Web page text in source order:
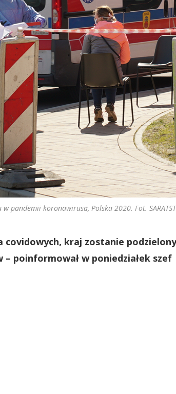
pandemii koronawirusa, Polska 2020. Fot.
covidowych, kraj zostanie podzielony
poinformował w poniedziałek szef